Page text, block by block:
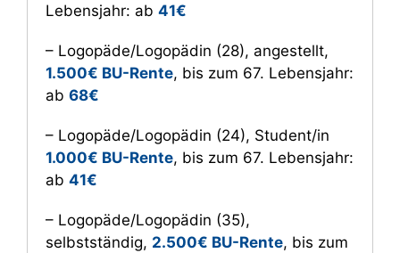
Lebensjahr: ab 41€
– Logopäde/Logopädin (28), angestellt,
1.500€ BU-Rente, bis zum 67. Lebensjahr:
ab 68€
– Logopäde/Logopädin (24), Student/in
1.000€ BU-Rente, bis zum 67. Lebensjahr:
ab 41€
– Logopäde/Logopädin (35),
selbstständig, 2.500€ BU-Rente, bis zum